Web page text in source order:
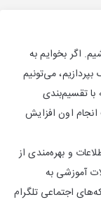
. اگر بخوایم به
می‌تونیم
تقسیم‌بندی
اون افزایش
و بهره‌مندی از
آموزشی به
اجتماعی تلگرام